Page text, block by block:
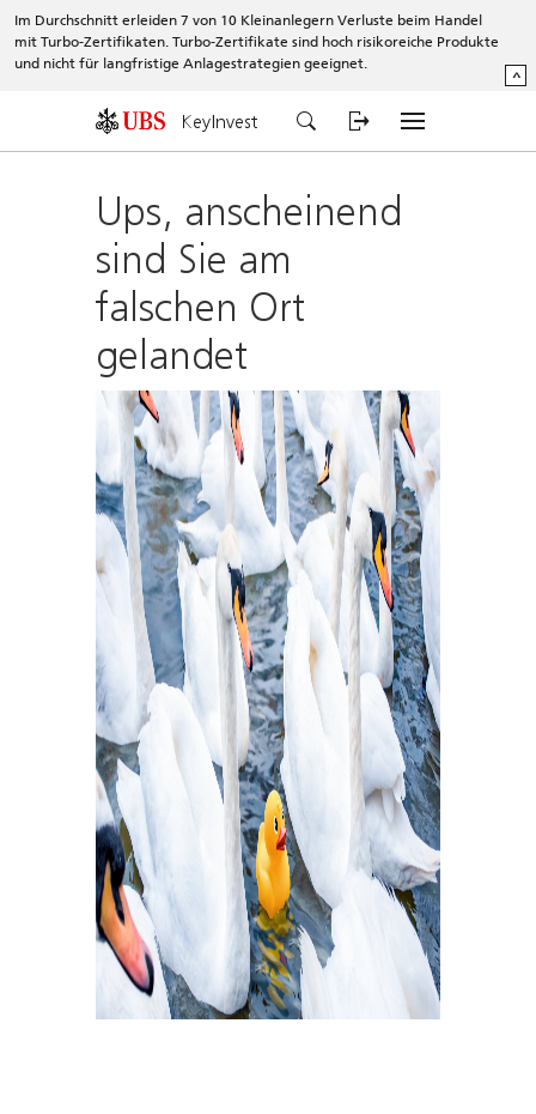
Im Durchschnitt erleiden 7 von 10 Kleinanlegern Verluste beim Handel
mit Turbo-Zertifikaten. Turbo-Zertifikate sind hoch risikoreiche Produkte
und nicht für langfristige Anlagestrategien geeignet.
^
KeyInvest
Ups, anscheinend
sind Sie am
falschen Ort
gelandet